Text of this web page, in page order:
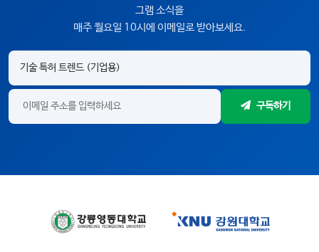
그램 소식을
매주 월요일 10시에 이메일로 받아보세요.
구독하기